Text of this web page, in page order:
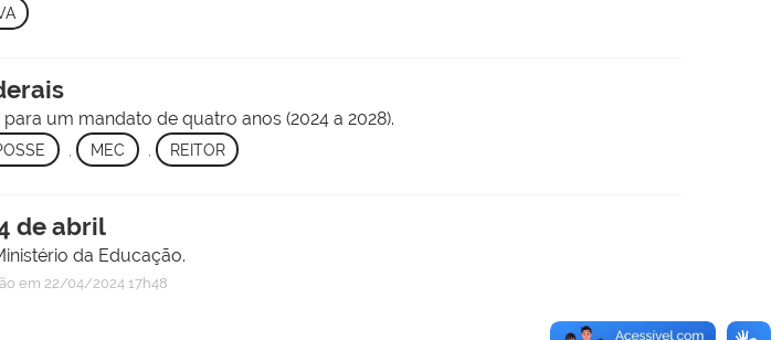
um mandato de quatro anos (2024 a 2028).
MEC REITOR
de abril
da Educação.
em 22/04/2024 17h48